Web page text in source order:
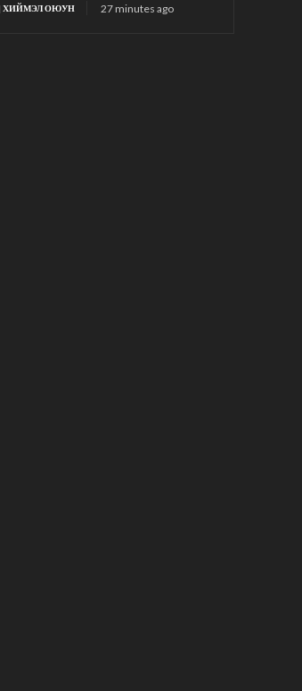
| ХИЙМЭЛ ОЮУН 27 minutes ago